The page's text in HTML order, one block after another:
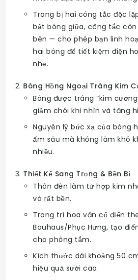
Trang bị hai công tắc độc
bật bóng giữa, công tắc
bên — cho phép bạn linh
hai bóng để tiết kiệm điện
nhẹ.
Bóng Hồng Ngoại Tráng Kim
Bóng được tráng “kim
giảm chói khi nhìn và tăng
Nguyên lý bức xạ của bóng
ấm sâu mà không làm khô
nhiều.
Thiết Kế Sang Trọng & Bền Bỉ
Thân đèn làm từ hợp kim
và rất bền.
Trang trí hoa văn cổ điển
Bauhaus/Phục Hưng, tạo
cho phòng tắm.
Kích thước dài khoảng 50
hiệu quả sưởi cao.